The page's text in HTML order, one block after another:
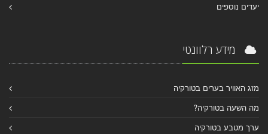
יעדים נוספים
מידע רלוונטי
מזג האוויר בערים בטורקיה
מה השעה בטורקיה?
ערך מטבע בטורקיה